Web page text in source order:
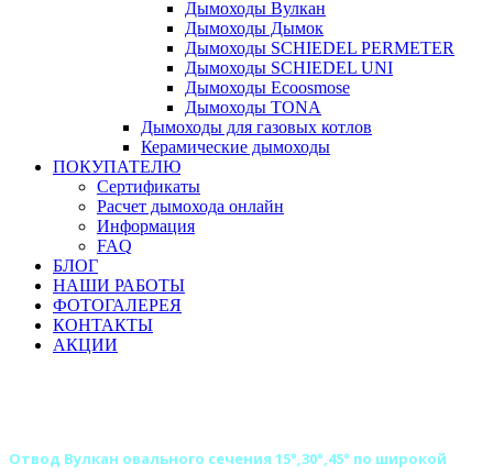
Дымоходы Вулкан
Дымоходы Дымок
Дымоходы SCHIEDEL PERMETER
Дымоходы SCHIEDEL UNI
Дымоходы Ecoosmose
Дымоходы TONA
Дымоходы для газовых котлов
Керамические дымоходы
ПОКУПАТЕЛЮ
Сертификаты
Расчет дымохода онлайн
Информация
FAQ
БЛОГ
НАШИ РАБОТЫ
ФОТОГАЛЕРЕЯ
КОНТАКТЫ
АКЦИИ
Отвод Вулкан овального сечения 15°,30°,45° по широкой